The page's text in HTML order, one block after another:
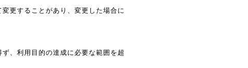
更することがあり、変更した場合に
、利用目的の達成に必要な範囲を超